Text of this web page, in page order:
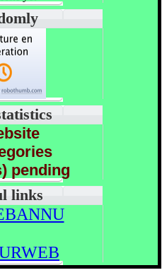
pending
links